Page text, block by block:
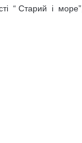
“ Старий і море”,